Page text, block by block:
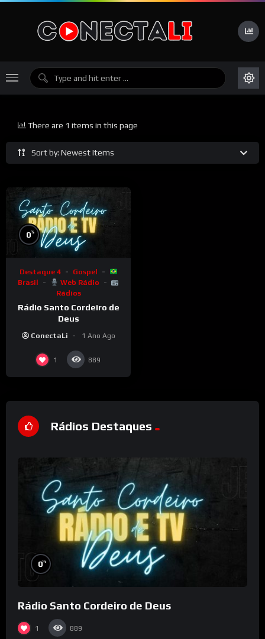
Sort by: Newest Items
There are 1 items in this page
0%
Destaque 4
Gospel
Brasil
Web Rádio
Rádios
Rádio Santo Cordeiro de
Deus
ConectaLi 1 Ano Ago
1 889
Rádios Destaques
0%
Rádio Santo Cordeiro de Deus
1 889